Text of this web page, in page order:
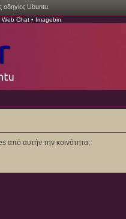
οδηγίες Ubuntu.
Web Chat • Imagebin
από αυτήν την κοινότητα;